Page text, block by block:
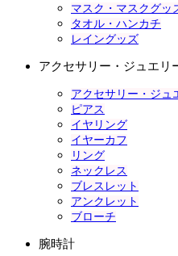
マスク・マスクグッ
タオル・ハンカチ
レイングッズ
アクセサリー・ジュエリ
アクセサリー・ジュ
ピアス
イヤリング
イヤーカフ
リング
ネックレス
ブレスレット
アンクレット
ブローチ
腕時計